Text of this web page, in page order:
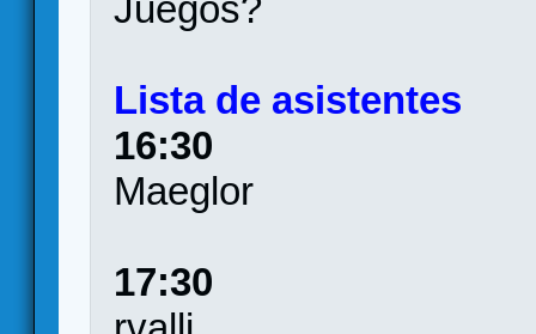
Juegos?
Lista de asistentes
16:30
Maeglor
17:30